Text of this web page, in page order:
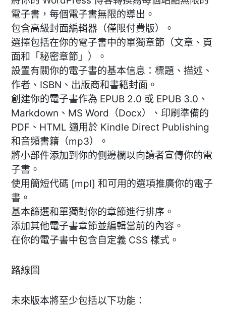
電子書，每個電子書無限的導出。
包含高級封面編輯器（僅限付費版）。
選擇包括在你的電子書中的單獨章節（文章、頁
面和「秘密章節」）。
設置有關你的電子書的基本信息：標題、描述、
作者、ISBN、出版商和書籍封面。
創建你的電子書作為 EPUB 2.0 或 EPUB 3.0、
Markdown、MS Word（Docx）、印刷準備的
PDF、HTML 適用於 Kindle Direct Publishing
和音頻書籍（mp3）。
將小部件添加到你的側邊欄以向讀者宣傳你的電
子書。
使用簡短代碼 [mpl] 和可用的選項推廣你的電子
書。
基本篩選和單獨對你的章節進行排序。
添加其他電子書章節並編輯當前的內容。
在你的電子書中包含自定義 CSS 樣式。
路線圖
未來版本將至少包括以下功能：